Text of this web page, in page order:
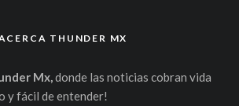
THUNDER MX
Mx,donde las noticias cobran vida
y fácil de entender!